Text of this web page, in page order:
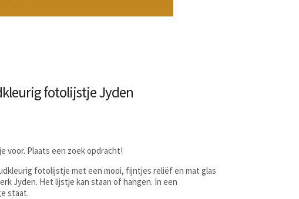
fotolijstje Jyden
voor. Plaats een zoek opdracht!
fotolijstje met een mooi, fijntjes reliëf en mat glas
Jyden. Het lijstje kan staan of hangen. In een
staat.